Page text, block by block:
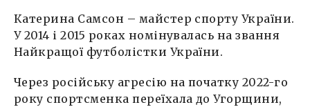
Катерина Самсон – майстер спорту України.
У 2014 і 2015 роках номінувалась на звання
Найкращої футболістки України.
Через російську агресію на початку 2022-го
року спортсменка переїхала до Угорщини,